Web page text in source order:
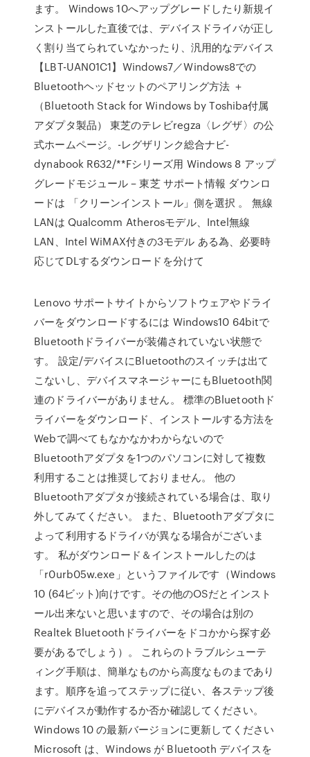
ます。 Windows 10へアップグレードしたり新規イ
ンストールした直後では、デバイスドライバが正し
く割り当てられていなかったり、汎用的なデバイス
【LBT-UAN01C1】Windows7／Windows8での
Bluetoothヘッドセットのペアリング方法 ＋
（Bluetooth Stack for Windows by Toshiba付属
アダプタ製品） 東芝のテレビregza〈レグザ〉の公
式ホームページ。-レグザリンク総合ナビ-
dynabook R632/**Fシリーズ用 Windows 8 アップ
グレードモジュール – 東芝 サポート情報 ダウンロ
ードは 「クリーンインストール」側を選択 。 無線
LANは Qualcomm Atherosモデル、Intel無線
LAN、Intel WiMAX付きの3モデル ある為、必要時
応じてDLするダウンロードを分けて
Lenovo サポートサイトからソフトウェアやドライ
バーをダウンロードするには Windows10 64bitで
Bluetoothドライバーが装備されていない状態で
す。 設定/デバイスにBluetoothのスイッチは出て
こないし、デバイスマネージャーにもBluetooth関
連のドライバーがありません。 標準のBluetoothド
ライバーをダウンロード、インストールする方法を
Webで調べてもなかなかわからないので
Bluetoothアダプタを1つのパソコンに対して複数
利用することは推奨しておりません。 他の
Bluetoothアダプタが接続されている場合は、取り
外してみてください。 また、Bluetoothアダプタに
よって利用するドライバが異なる場合がございま
す。 私がダウンロード＆インストールしたのは
「r0urb05w.exe」というファイルです（Windows
10 (64ビット)向けです。その他のOSだとインスト
ール出来ないと思いますので、その場合は別の
Realtek Bluetoothドライバーをドコかから探す必
要があるでしょう）。 これらのトラブルシューテ
ィング手順は、簡単なものから高度なものまであり
ます。順序を追ってステップに従い、各ステップ後
にデバイスが動作するか否か確認してください。
Windows 10 の最新バージョンに更新してください
Microsoft は、Windows が Bluetooth デバイスを